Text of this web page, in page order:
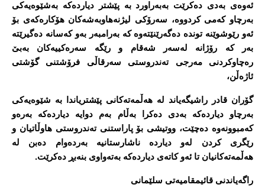
ئه‌وه‌ی به‌دی ده‌كرێت به‌به‌راورد به‌ پێشتر دیارده‌كه‌ به‌شێوه‌یه‌كی
به‌رچاو كه‌می كردووه‌، سه‌رۆكی لیژنه‌هاوبه‌شه‌كان هۆكاره‌كه‌ی بۆ
ئه‌و رێوشوێنه‌ تونده‌ ده‌گه‌رێنێته‌وه‌ كه‌ به‌رامبه‌ر به‌و كه‌سانه‌ ده‌گیرێته‌
به‌ر كه‌ رۆژانه‌ له‌سه‌ر شه‌قام و رێگه‌ سه‌ره‌كییه‌كان به‌بێ
ره‌چاوكردنی مه‌رجی ته‌ندروستی سه‌رقاڵی فرۆشتنی گۆشتی
ئاژه‌ڵن،
گۆران قادر راشیگه‌یاند له‌ هه‌ڵمه‌ته‌كانی پێشتریاندا به‌ شێوه‌یه‌كی
به‌رچاو دیارده‌كه‌ به‌دی ده‌كرا به‌ڵام به‌م دوایه‌ دیارده‌كه‌ به‌ره‌و
كه‌مبوونه‌وه‌ ده‌چێت، ووتیشی بۆ پاراستنی ته‌ندروستی هاوڵاتیان و
رێگری كردن له‌و دیارده‌ ناشارستانیه‌ به‌رده‌وام ده‌بن له‌
هه‌ڵمه‌ته‌كانیان تا ئه‌و كاته‌ی دیارده‌كه‌ به‌ته‌واوی بنه‌بڕ ده‌كرێت.
راگه‌یاندنی قائیمقامیه‌تی سلێمانی